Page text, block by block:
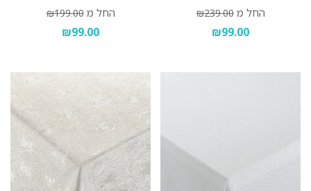
החל מ ₪239.00
₪99.00
החל מ ₪199.00
₪99.00